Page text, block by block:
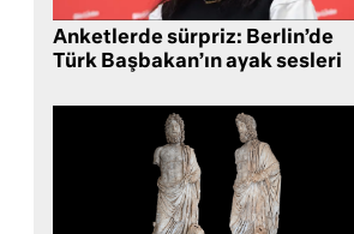
Anketlerde sürpriz: Berlin’de
Türk Başbakan’ın ayak sesleri